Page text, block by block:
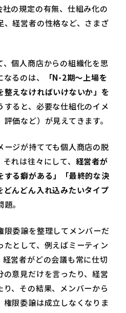
の規定の有無、仕組み化の
、経営者の性格など、さまざ
個人商店からの組織化を思
るのは、
「N-2期～上場を
整えなければいけないか」を
すると、必要な仕組化のイメ
価など）が見えてきます。
ージが持てても個人商店の脱
れは往々にして、 経営者が
する癖がある」「最終的な決
どんどん入れ込みたいタイプ
。
限委譲を整理してメンバーだ
として、例えばミーティン
営者がどの会議も常に仕切
の意見だけを言ったり、経営
、その結果、メンバーから
限委譲は成立しなくなりま